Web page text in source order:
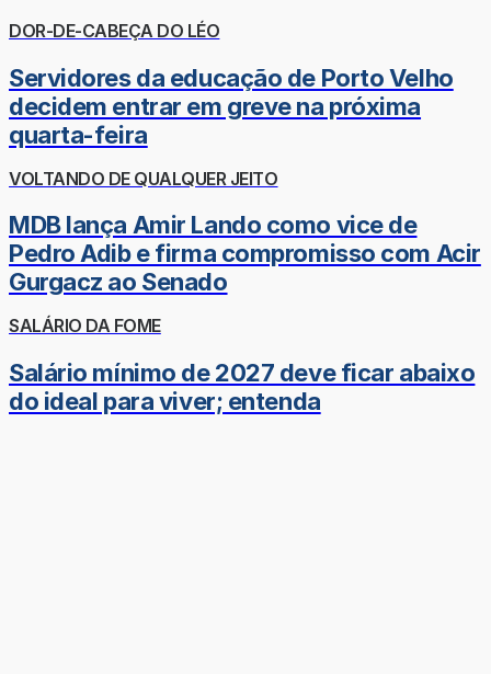
DOR-DE-CABEÇA DO LÉO
Servidores da educação de Porto Velho
decidem entrar em greve na próxima
quarta-feira
VOLTANDO DE QUALQUER JEITO
MDB lança Amir Lando como vice de
Pedro Adib e firma compromisso com Acir
Gurgacz ao Senado
SALÁRIO DA FOME
Salário mínimo de 2027 deve ficar abaixo
do ideal para viver; entenda